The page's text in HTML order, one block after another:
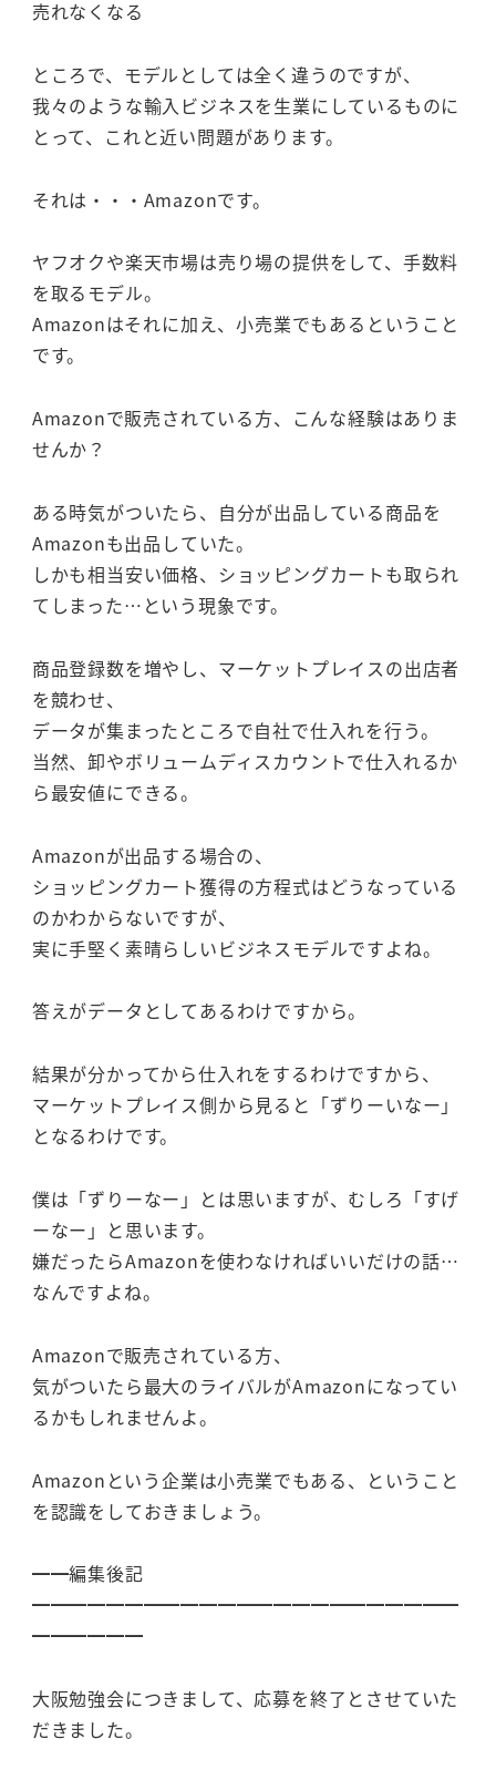
売れなくなる
ところで、モデルとしては全く違うのですが、
我々のような輸入ビジネスを生業にしているものに
とって、これと近い問題があります。
それは・・・Amazonです。
ヤフオクや楽天市場は売り場の提供をして、手数料
を取るモデル。
Amazonはそれに加え、小売業でもあるということ
です。
Amazonで販売されている方、こんな経験はありま
せんか？
ある時気がついたら、自分が出品している商品を
Amazonも出品していた。
しかも相当安い価格、ショッピングカートも取られ
てしまった…という現象です。
商品登録数を増やし、マーケットプレイスの出店者
を競わせ、
データが集まったところで自社で仕入れを行う。
当然、卸やボリュームディスカウントで仕入れるか
ら最安値にできる。
Amazonが出品する場合の、
ショッピングカート獲得の方程式はどうなっている
のかわからないですが、
実に手堅く素晴らしいビジネスモデルですよね。
答えがデータとしてあるわけですから。
結果が分かってから仕入れをするわけですから、
マーケットプレイス側から見ると「ずりーいなー」
となるわけです。
僕は「ずりーなー」とは思いますが、むしろ「すげ
ーなー」と思います。
嫌だったらAmazonを使わなければいいだけの話…
なんですよね。
Amazonで販売されている方、
気がついたら最大のライバルがAmazonになってい
るかもしれませんよ。
Amazonという企業は小売業でもある、ということ
を認識をしておきましょう。
━━編集後記
━━━━━━━━━━━━━━━━━━━━━━━
━━━━━━
大阪勉強会につきまして、応募を終了とさせていた
だきました。